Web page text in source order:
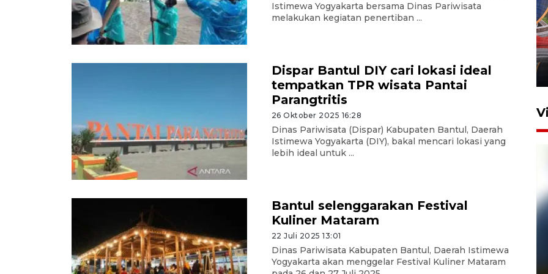
Istimewa Yogyakarta bersama Dinas Pariwisata
melakukan kegiatan penertiban ...
Dispar Bantul DIY cari lokasi ideal
tempatkan TPR wisata Pantai
Parangtritis
26 Oktober 2025 16:28
Dinas Pariwisata (Dispar) Kabupaten Bantul, Daerah
Istimewa Yogyakarta (DIY), bakal mencari lokasi yang
lebih ideal untuk ...
Bantul selenggarakan Festival
Kuliner Mataram
22 Juli 2025 13:01
Dinas Pariwisata Kabupaten Bantul, Daerah Istimewa
Yogyakarta akan menggelar Festival Kuliner Mataram
Komisi V DPR tinjau
12 Juni 2026 18:49
Pelanggan Filaha Farm setia
sampai 8 tahan?
1 Juni 2026 05:47